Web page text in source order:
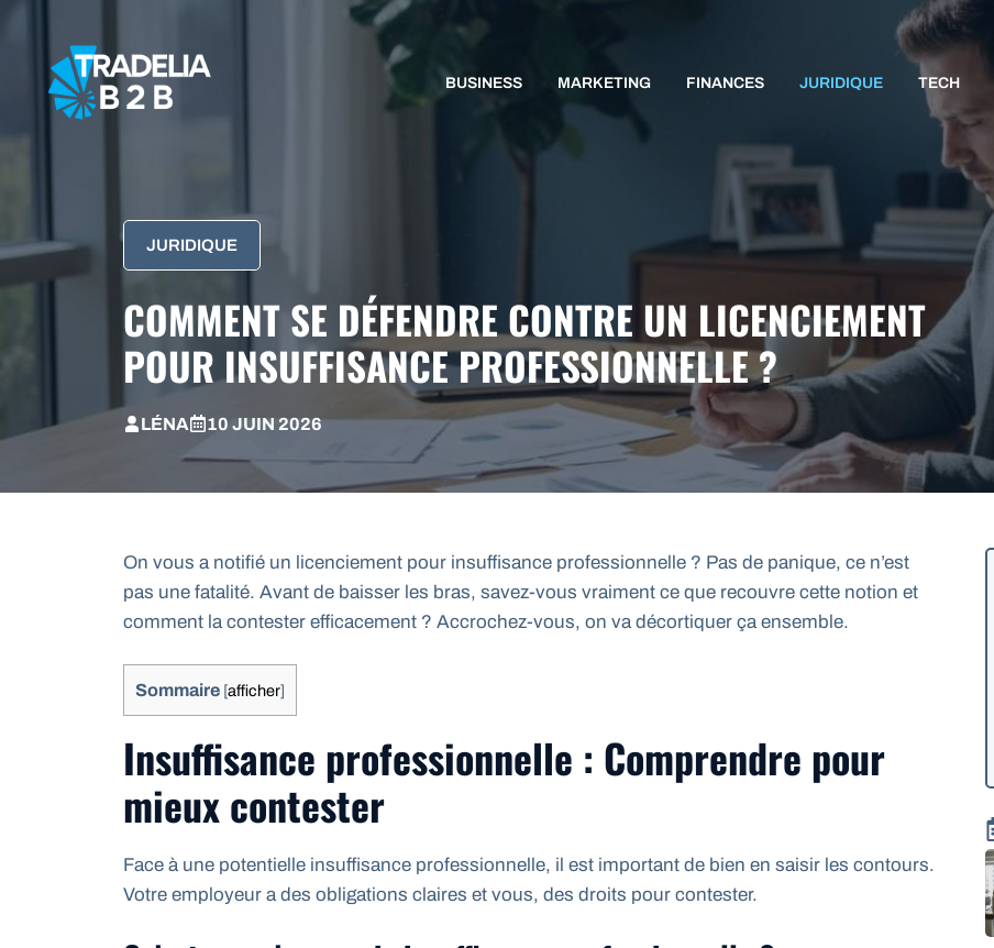
contenu
BUSINESS MARKETING FINANCES JURIDIQUE TECH
JURIDIQUE
COMMENT SE DÉFENDRE CONTRE UN LICENCIEMENT
POUR INSUFFISANCE PROFESSIONNELLE ?
LÉNA 10 JUIN 2026
On vous a notifié un licenciement pour insuffisance professionnelle ? Pas de panique, ce n’est
pas une fatalité. Avant de baisser les bras, savez-vous vraiment ce que recouvre cette notion et
comment la contester efficacement ? Accrochez-vous, on va décortiquer ça ensemble.
Sommaire [afficher]
Insuffisance professionnelle : Comprendre pour
mieux contester
Face à une potentielle insuffisance professionnelle, il est important de bien en saisir les contours.
Votre employeur a des obligations claires et vous, des droits pour contester.